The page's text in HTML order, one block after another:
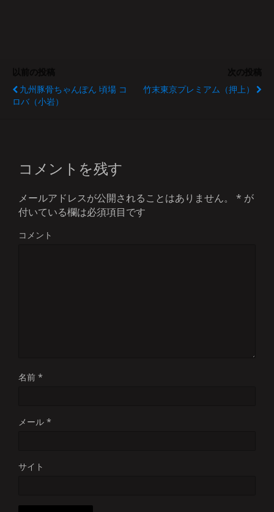
九州豚骨ちゃんぽん 頃場 コ
ロバ（小岩）
竹末東京プレミアム（押上）
コメントを残す
メールアドレスが公開されることはありません。 * が
付いている欄は必須項目です
コメント
名前 *
メール *
サイト